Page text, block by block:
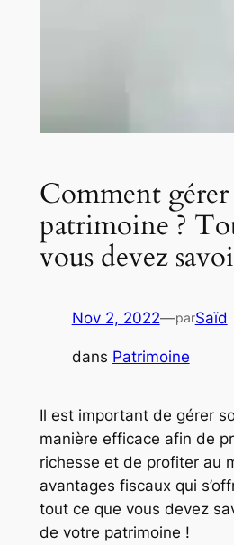
Comment gérer
patrimoine ?
vous devez
Nov 2, 2022—parSaïd
dans Patrimoine
Il est important de gérer
manière efficace afin de
richesse et de profiter au
avantages fiscaux qui
tout ce que vous devez
de votre patrimoine !